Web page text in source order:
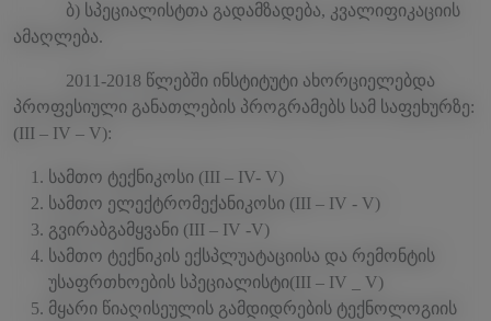
ბ) სპეციალისტთა გადამზადება, კვალიფიკაციის
ამაღლება.
2011-2018 წლებში ინსტიტუტი ახორციელებდა
პროფესიული განათლების პროგრამებს სამ საფეხურზე:
(III – IV – V):
სამთო ტექნიკოსი (III – IV- V)
სამთო ელექტრომექანიკოსი (III – IV - V)
გვირაბგამყვანი (III – IV -V)
სამთო ტექნიკის ექსპლუატაციისა და რემონტის
უსაფრთხოების სპეციალისტი(III – IV _ V)
მყარი წიაღისეულის გამდიდრების ტექნოლოგიის